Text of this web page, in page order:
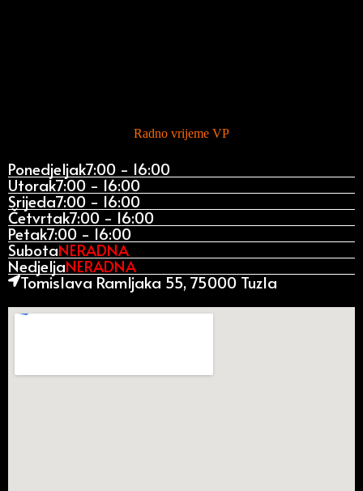
Radno vrijeme VP
Ponedjeljak7:00 - 16:00
Utorak7:00 - 16:00
Srijeda7:00 - 16:00
Četvrtak7:00 - 16:00
Petak7:00 - 16:00
SubotaNERADNA
NedjeljaNERADNA
Tomislava Ramljaka 55, 75000 Tuzla